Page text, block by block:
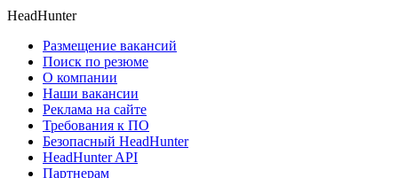
HeadHunter
Размещение вакансий
Поиск по резюме
О компании
Наши вакансии
Реклама на сайте
Требования к ПО
Безопасный HeadHunter
HeadHunter API
Партнерам